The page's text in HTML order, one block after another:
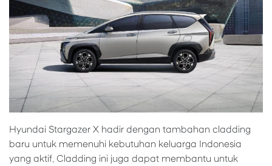
Hyundai Stargazer X hadir dengan tambahan cladding
baru untuk memenuhi kebutuhan keluarga Indonesia
yang aktif. Cladding ini juga dapat membantu untuk